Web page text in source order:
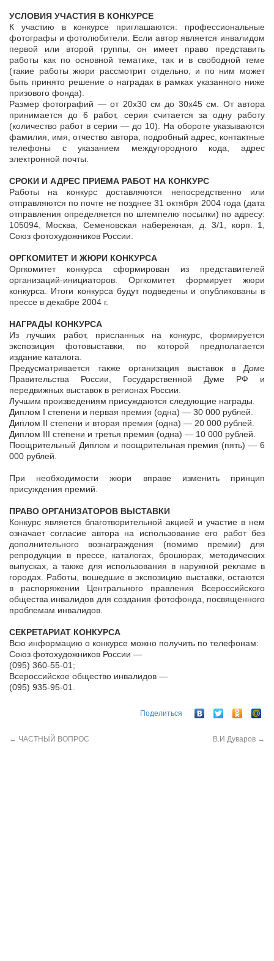
УСЛОВИЯ УЧАСТИЯ В КОНКУРСЕ
К участию в конкурсе приглашаются: профессиональные
фотографы и фотолюбители. Если автор является инвалидом
первой или второй группы, он имеет право представить
работы как по основной тематике, так и в свободной теме
(такие работы жюри рассмотрит отдельно, и по ним может
быть принято решение о наградах в рамках указанного ниже
призового фонда).
Размер фотографий — от 20х30 см до 30х45 см. От автора
принимается до 6 работ, серия считается за одну работу
(количество работ в серии — до 10). На обороте указываются
фамилия, имя, отчество автора, подробный адрес, контактные
телефоны с указанием междугородного кода, адрес
электронной почты.
СРОКИ И АДРЕС ПРИЕМА РАБОТ НА КОНКУРС
Работы на конкурс доставляются непосредственно или
отправляются по почте не позднее 31 октября 2004 года (дата
отправления определяется по штемпелю посылки) по адресу:
105094, Москва, Семеновская набережная, д. 3/1, корп. 1,
Союз фотохудожников России.
ОРГКОМИТЕТ И ЖЮРИ КОНКУРСА
Оргкомитет конкурса сформирован из представителей
организаций-инициаторов. Оргкомитет формирует жюри
конкурса. Итоги конкурса будут подведены и опубликованы в
прессе в декабре 2004 г.
НАГРАДЫ КОНКУРСА
Из лучших работ, присланных на конкурс, формируется
экспозиция фотовыставки, по которой предполагается
издание каталога.
Предусматривается также организация выставок в Доме
Правительства России, Государственной Думе РФ и
передвижных выставок в регионах России.
Лучшим произведениям присуждаются следующие награды.
Диплом I степени и первая премия (одна) — 30 000 рублей.
Диплом II степени и вторая премия (одна) — 20 000 рублей.
Диплом III степени и третья премия (одна) — 10 000 рублей.
Поощрительный Диплом и поощрительная премия (пять) — 6
000 рублей.
При необходимости жюри вправе изменить принцип
присуждения премий.
ПРАВО ОРГАНИЗАТОРОВ ВЫСТАВКИ
Конкурс является благотворительной акцией и участие в нем
означает согласие автора на использование его работ без
дополнительного вознаграждения (помимо премии) для
репродукции в прессе, каталогах, брошюрах, методических
выпусках, а также для использования в наружной рекламе в
городах. Работы, вошедшие в экспозицию выставки, остаются
в распоряжении Центрального правления Всероссийского
общества инвалидов для создания фотофонда, посвященного
проблемам инвалидов.
СЕКРЕТАРИАТ КОНКУРСА
Всю информацию о конкурсе можно получить по телефонам:
Союз фотохудожников России —
(095) 360-55-01;
Всероссийское общество инвалидов —
(095) 935-95-01.
Поделиться
← ЧАСТНЫЙ ВОПРОС В.И.Дуваров →